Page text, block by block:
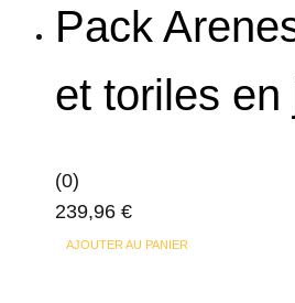
Pack
et toriles en
(0)
239,96 €
AJOUTER AU PANIER